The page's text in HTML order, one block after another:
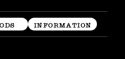
INFORMATION